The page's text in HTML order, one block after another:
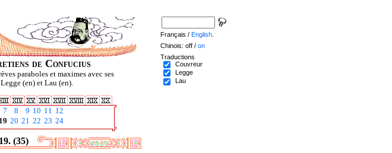
de Confucius
paraboles et maximes avec ses
(en) et Lau (en).
7 8 9 10 11 12
19 20 21 22 23 24
(35)
Français / English
Chinois: off / on
Traductions
Couvreur
Legge
Lau